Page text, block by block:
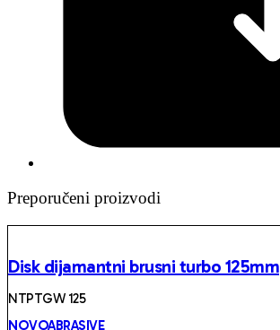
Preporučeni proizvodi
Disk dijamantni brusni turbo 125mm
NTPTGW 125
NOVOABRASIVE